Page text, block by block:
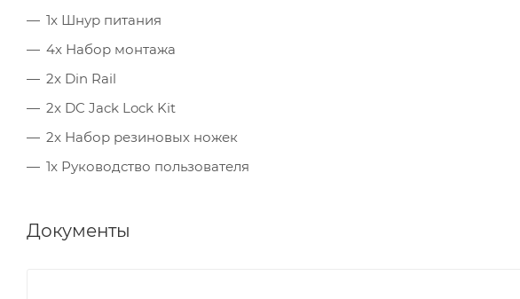
1x Шнур питания
4x Набор монтажа
2x Din Rail
2x DC Jack Lock Kit
2x Набор резиновых ножек
1x Руководство пользователя
Документы